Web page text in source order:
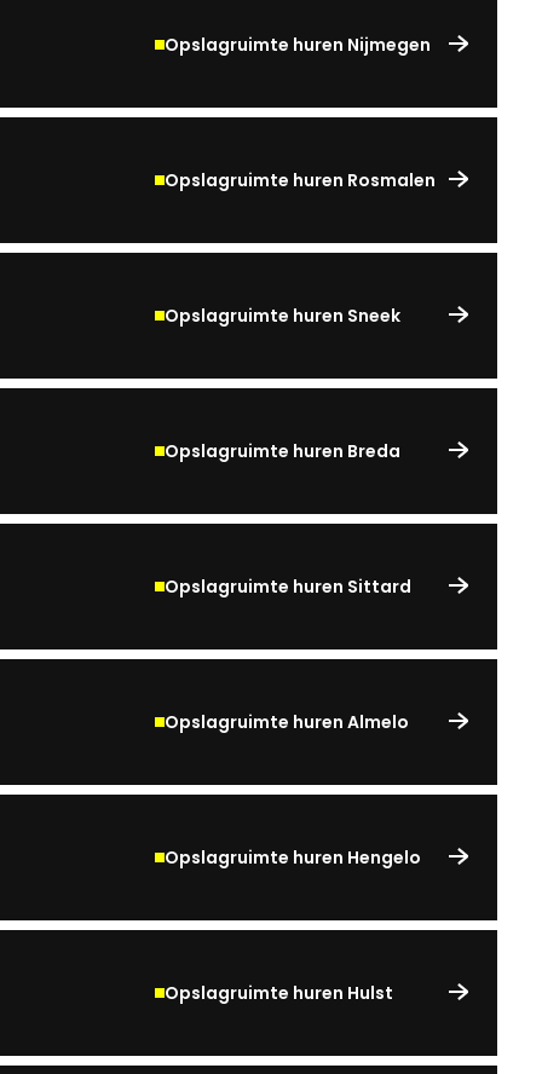
Opslagruimte huren Nijmegen
Opslagruimte huren Rosmalen
Opslagruimte huren Sneek
Opslagruimte huren Breda
Opslagruimte huren Sittard
Opslagruimte huren Almelo
Opslagruimte huren Hengelo
Opslagruimte huren Hulst